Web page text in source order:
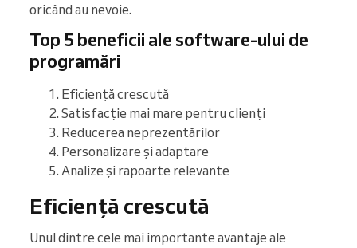
oricând au nevoie.
Top 5 beneficii ale software-ului de
programări
Eficiență crescută
Satisfacție mai mare pentru clienți
Reducerea neprezentărilor
Personalizare și adaptare
Analize și rapoarte relevante
Eficiență crescută
Unul dintre cele mai importante avantaje ale